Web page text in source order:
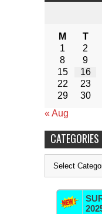
M T
1
2
8
9
15
16
22
23
29
30
« Aug
CATEGORIES
Categories